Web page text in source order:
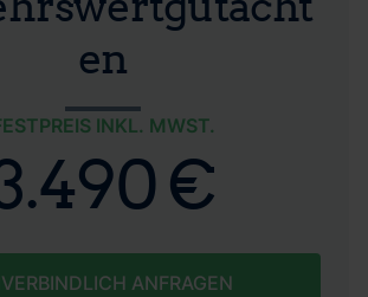
en
INKL. MWST.
€
ANFRAGEN